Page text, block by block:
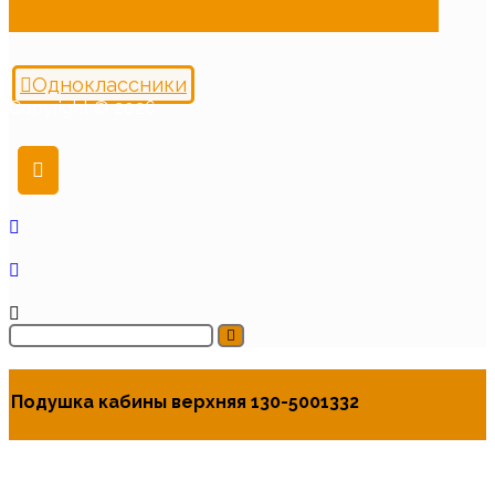
Одноклассники
Copyright © 2026
Подушка кабины верхняя 130-5001332